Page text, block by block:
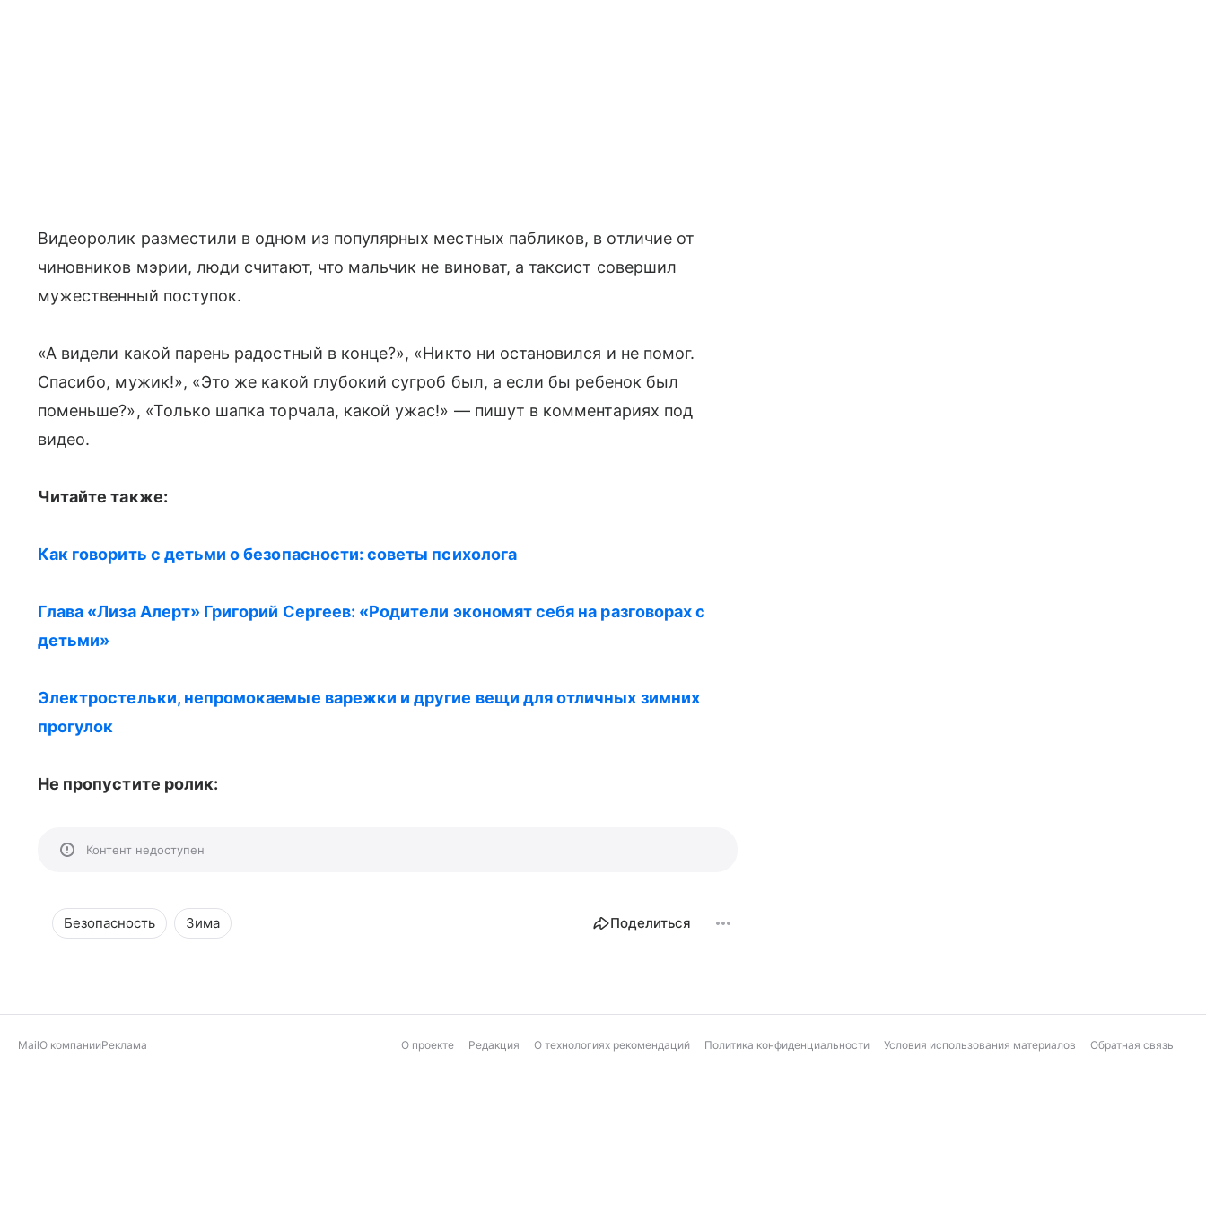
Видеоролик разместили в одном из популярных местных пабликов, в отличие от
чиновников мэрии, люди считают, что мальчик не виноват, а таксист совершил
мужественный поступок.
«А видели какой парень радостный в конце?», «Никто ни остановился и не помог.
Спасибо, мужик!», «Это же какой глубокий сугроб был, а если бы ребенок был
поменьше?», «Только шапка торчала, какой ужас!» — пишут в комментариях под
видео.
Читайте также:
Как говорить с детьми о безопасности: советы психолога
Глава «Лиза Алерт» Григорий Сергеев: «Родители экономят себя на разговорах с
детьми»
Электростельки, непромокаемые варежки и другие вещи для отличных зимних
прогулок
Не пропустите ролик:
Контент недоступен
Безопасность Зима Поделиться
MailО компанииРеклама О проекте Редакция О технологиях рекомендаций Политика конфиденциальности Условия использования материалов Обратная связь